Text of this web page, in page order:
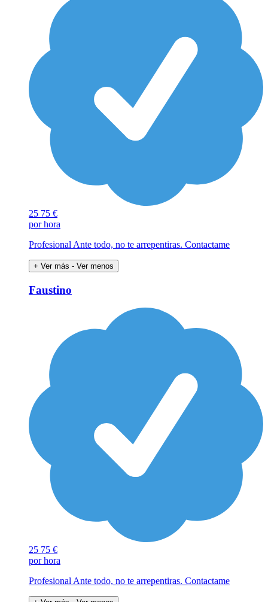
25 75 €
por hora
Profesional Ante todo, no te arrepentiras. Contactame
+ Ver más - Ver menos
Faustino
25 75 €
por hora
Profesional Ante todo, no te arrepentiras. Contactame